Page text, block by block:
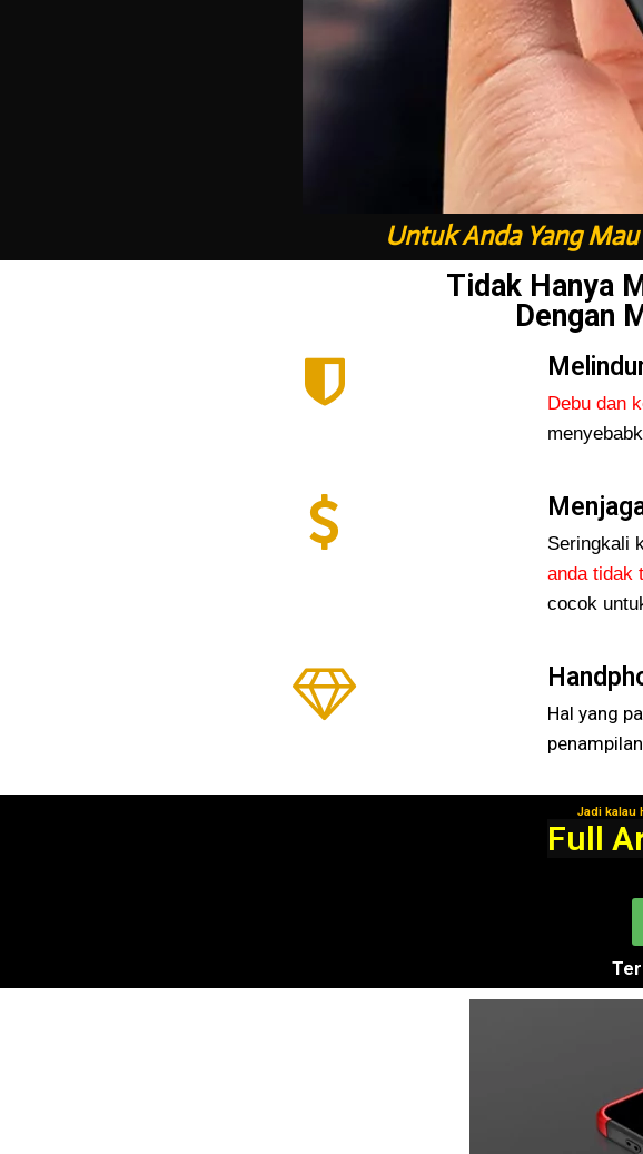
Untuk Anda Yang
Tidak Hanya
Dengan
Debu dan
Seringkali
anda tidak
cocok
Hal yang
Jadi kalau
Full